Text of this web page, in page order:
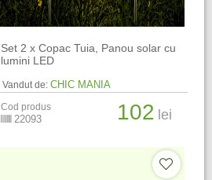
Set 2 x Copac Tuia, Panou solar cu
lumini LED
Vandut de: CHIC MANIA
Cod produs
22093 102 lei